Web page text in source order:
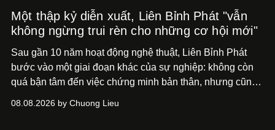
Một thập kỷ diễn xuất, Liên Bỉnh Phát "vẫn
không ngừng trui rèn cho những cơ hội mới"
Sau gần 10 năm hoạt động nghệ thuật, Liên Bỉnh Phát
bước vào một giai đoạn khác của sự nghiệp: không còn
quá bận tâm đến việc chứng minh bản thân, nhưng cũng
phim điện ảnh trong nửa đầu 2026 đến hành trình trở lại
08.08.2026 by Chuong Lieu